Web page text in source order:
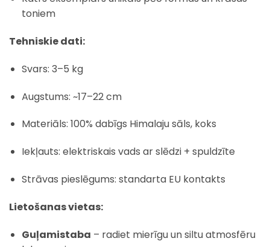
toniem
Tehniskie dati:
Svars: 3–5 kg
Augstums: ~17–22 cm
Materiāls: 100% dabīgs Himalaju sāls, koks
Iekļauts: elektriskais vads ar slēdzi + spuldzīte
Strāvas pieslēgums: standarta EU kontakts
Lietošanas vietas:
Guļamistaba – radiet mierīgu un siltu atmosfēru